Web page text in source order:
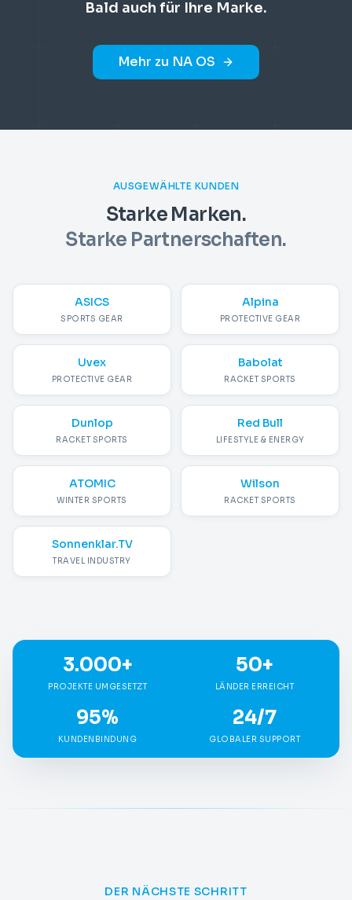
Bald auch für Ihre Marke.
Mehr zu NA OS
AUSGEWÄHLTE KUNDEN
Starke Marken.
Starke Partnerschaften.
ASICS
SPORTS GEAR
Alpina
PROTECTIVE GEAR
Uvex
PROTECTIVE GEAR
Babolat
RACKET SPORTS
Dunlop
RACKET SPORTS
Red Bull
LIFESTYLE & ENERGY
ATOMIC
WINTER SPORTS
Wilson
RACKET SPORTS
Sonnenklar.TV
TRAVEL INDUSTRY
3.000+
PROJEKTE UMGESETZT
50+
LÄNDER ERREICHT
95%
KUNDENBINDUNG
24/7
GLOBALER SUPPORT
DER NÄCHSTE SCHRITT